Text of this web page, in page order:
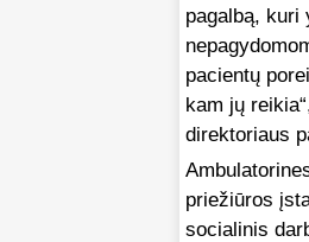
pagalbą, kuri
pacientų
kam jų
direktoriaus
priežiūros
socialinis